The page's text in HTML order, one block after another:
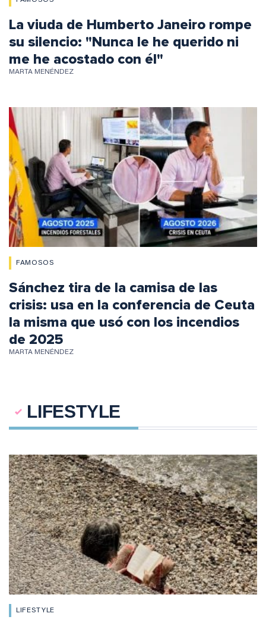
La viuda de Humberto Janeiro rompe
su silencio: "Nunca le he querido ni
me he acostado con él"
MARTA MENÉNDEZ
FAMOSOS
Sánchez tira de la camisa de las
crisis: usa en la conferencia de Ceuta
la misma que usó con los incendios
de 2025
MARTA MENÉNDEZ
LIFESTYLE
LIFESTYLE